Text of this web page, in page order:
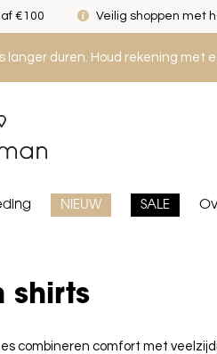
langer duren. Houd rekening met
NIEUW SALE
€100 Veilig shoppen met
shirts
combineren comfort met